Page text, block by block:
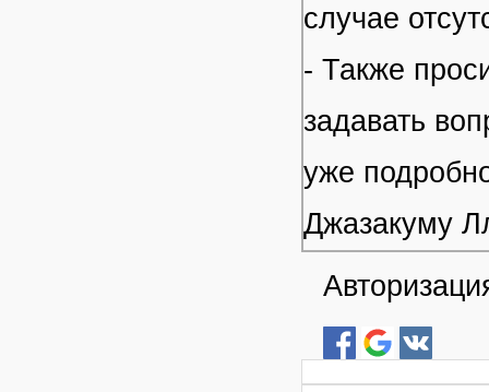
случае
- Также
задавать
уже
Джазакуму